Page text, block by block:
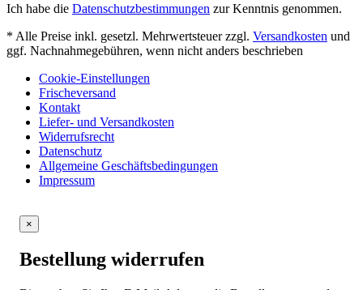
Ich habe die Datenschutzbestimmungen zur Kenntnis genommen.
* Alle Preise inkl. gesetzl. Mehrwertsteuer zzgl. Versandkosten und
ggf. Nachnahmegebühren, wenn nicht anders beschrieben
Cookie-Einstellungen
Frischeversand
Kontakt
Liefer- und Versandkosten
Widerrufsrecht
Datenschutz
Allgemeine Geschäftsbedingungen
Impressum
×
Bestellung widerrufen